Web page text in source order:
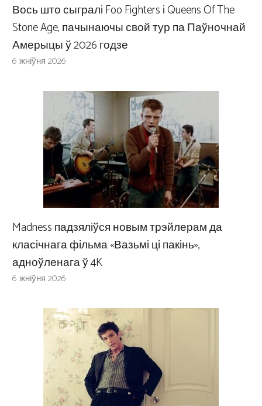
Вось што сыгралі Foo Fighters і Queens Of The
Stone Age, пачынаючы свой тур па Паўночнай
Амерыцы ў 2026 годзе
6 жніўня 2026
Madness падзяліўся новым трэйлерам да
класічнага фільма «Вазьмі ці пакінь»,
адноўленага ў 4K
6 жніўня 2026